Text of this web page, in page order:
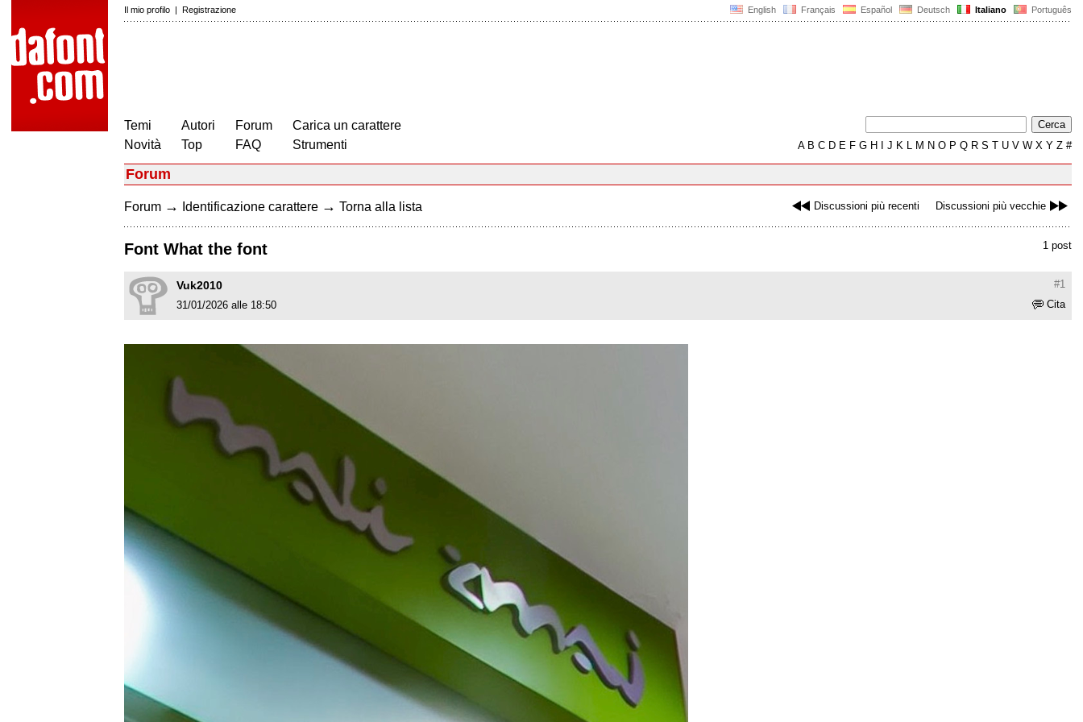
English Français Español Deutsch Italiano Português
Il mio profilo | Registrazione
Temi
Novità
Autori
Top
Forum
FAQ
Carica un carattere
Strumenti
AB C D E F G H J K L M N O P Q R S T U V W X Y Z #
Forum
Discussioni più recenti Discussioni più vecchie
Forum → Identificazione carattere → Torna alla lista
1 post
Font What the font
#1
Vuk2010
Cita
31/01/2026 alle 18:50